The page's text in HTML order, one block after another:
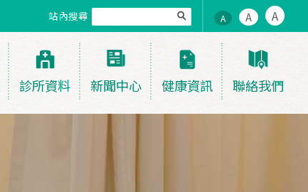
站內搜尋 A A A
診所資料 新聞中心 健康資訊 聯絡我們